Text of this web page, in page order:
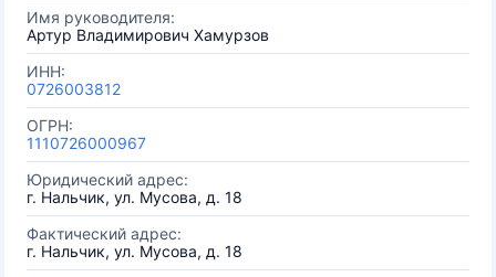
Имя руководителя:
Артур Владимирович Хамурзов
ИНН:
0726003812
ОГРН:
1110726000967
Юридический адрес:
г. Нальчик, ул. Мусова, д. 18
Фактический адрес:
г. Нальчик, ул. Мусова, д. 18